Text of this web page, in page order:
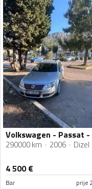
290000 km 2006 Dizel
4 500€
Bar prije